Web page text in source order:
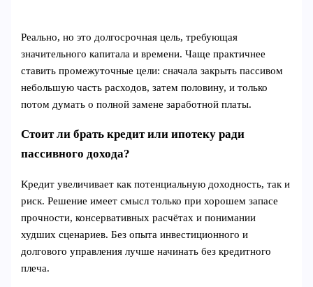
Реально, но это долгосрочная цель, требующая
значительного капитала и времени. Чаще практичнее
ставить промежуточные цели: сначала закрыть пассивом
небольшую часть расходов, затем половину, и только
потом думать о полной замене заработной платы.
Стоит ли брать кредит или ипотеку ради
пассивного дохода?
Кредит увеличивает как потенциальную доходность, так и
риск. Решение имеет смысл только при хорошем запасе
прочности, консервативных расчётах и понимании
худших сценариев. Без опыта инвестиционного и
долгового управления лучше начинать без кредитного
плеча.